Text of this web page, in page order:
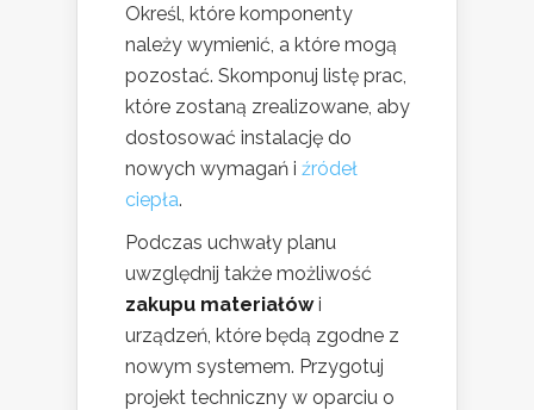
Określ, które komponenty
należy wymienić, a które mogą
pozostać. Skomponuj listę prac,
które zostaną zrealizowane, aby
dostosować instalację do
nowych wymagań i źródeł
ciepła.
Podczas uchwały planu
uwzględnij także możliwość
zakupu materiałówi
urządzeń, które będą zgodne z
nowym systemem. Przygotuj
projekt techniczny w oparciu o